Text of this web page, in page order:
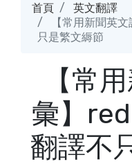
首頁
英文翻譯
【常用新聞英
只是繁文縟節
【常
彙】
翻譯不